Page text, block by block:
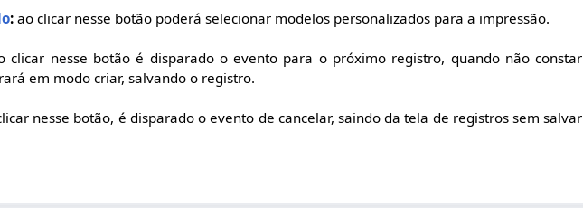
: ao clicar nesse botão poderá selecionar modelos personalizados para a impressão.
clicar nesse botão é disparado o evento para o próximo registro, quando não constar
em modo criar, salvando o registro.
nesse botão, é disparado o evento de cancelar, saindo da tela de registros sem salvar